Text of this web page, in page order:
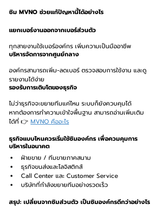
ซิม MVNO ช่วยแก้ปัญหานี้ได้อย่างไร
แยกเบอร์งานออกจากเบอร์ส่วนตัว
ทุกสายงานใช้เบอร์องค์กร เพิ่มความเป็นมืออาชีพ
บริหารจัดการจากศูนย์กลาง
องค์กรสามารถเพิ่ม-ลดเบอร์ ตรวจสอบการใช้งาน และดู
รายงานได้ง่าย
รองรับการเติบโตของธุรกิจ
ไม่ว่าธุรกิจจะขยายทีมแค่ไหน ระบบก็ยังควบคุมได้
หากต้องการทำความเข้าใจพื้นฐาน สามารถอ่านเพิ่มเติม
ได้ที่ 👉 MVNO คืออะไร
ธุรกิจแบบไหนควรเริ่มใช้ซิมองค์กร เพื่อควมคุมการ
บริหารในอนาคต
ฝ่ายขาย / ทีมขายภาคสนาม
ธุรกิจขนส่งและโลจิสติกส์
Call Center และ Customer Service
บริษัทที่กำลังขยายทีมอย่างรวดเร็ว
สรุป: เปลี่ยนจากซิมส่วนตัว เป็นซิมองค์กรดีกว่าอย่างไร